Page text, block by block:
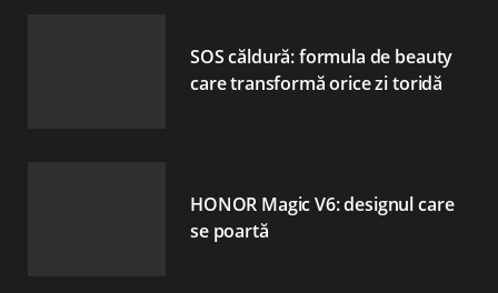
SOS căldură: formula de beauty
care transformă orice zi toridă
HONOR Magic V6: designul care
se poartă